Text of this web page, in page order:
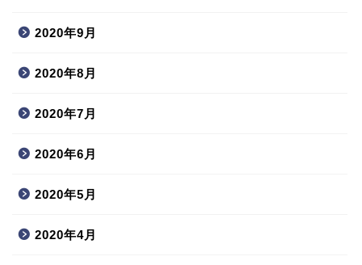
2020年9月
2020年8月
2020年7月
2020年6月
2020年5月
2020年4月